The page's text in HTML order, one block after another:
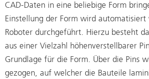
CAD-Daten in eine beliebige Form
Einstellung der Form wird automatisiert
Roboter durchgeführt. Hierzu besteht
aus einer Vielzahl höhenverstellbarer
Grundlage für die Form. Über die Pins
gezogen, auf welcher die Bauteile